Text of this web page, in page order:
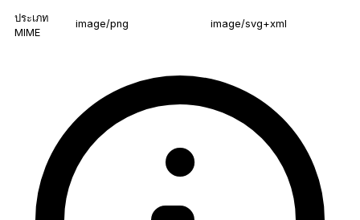
ประเภท
MIME
image/png image/svg+xml